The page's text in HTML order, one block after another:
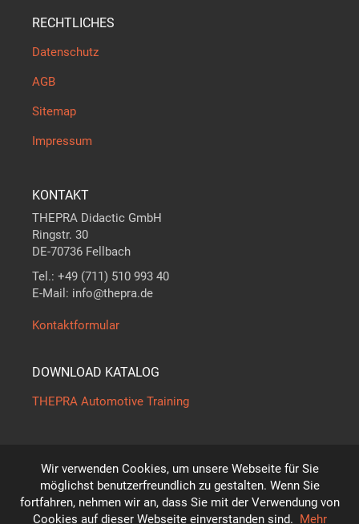
Wir verwenden Cookies, um unsere Webseite für Sie
möglichst benutzerfreundlich zu gestalten. Wenn Sie
fortfahren, nehmen wir an, dass Sie mit der Verwendung von
Cookies auf dieser Webseite einverstanden sind. Mehr
RECHTLICHES
Datenschutz
AGB
Sitemap
Impressum
KONTAKT
THEPRA Didactic GmbH
Ringstr. 30
DE-70736 Fellbach
Tel.: +49 (711) 510 993 40
E-Mail: info@thepra.de
Kontaktformular
DOWNLOAD KATALOG
THEPRA Automotive Training
Der Maßstab inTHEORIE +PRAXIS
Technische Änderungen vorbehalten!